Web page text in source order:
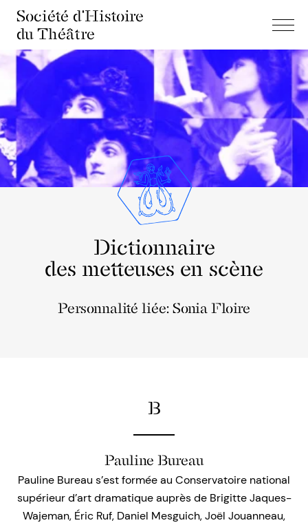
Société d'Histoire
du Théâtre
Dictionnaire
des metteuses en scène
Personnalité liée: Sonia Floire
B
Pauline Bureau
Pauline Bureau s’est formée au Conservatoire national
supérieur d’art dramatique auprès de Brigitte Jaques-
Wajeman, Éric Ruf, Daniel Mesguich, Joël Jouanneau,